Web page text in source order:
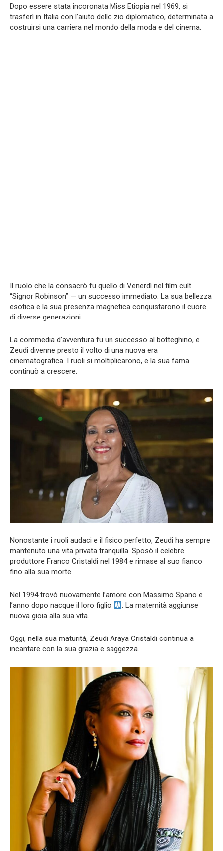
Dopo essere stata incoronata Miss Etiopia nel 1969, si
trasferì in Italia con l’aiuto dello zio diplomatico, determinata a
costruirsi una carriera nel mondo della moda e del cinema.
Il ruolo che la consacrò fu quello di Venerdì nel film cult
“Signor Robinson” — un successo immediato. La sua bellezza
esotica e la sua presenza magnetica conquistarono il cuore
di diverse generazioni.
La commedia d’avventura fu un successo al botteghino, e
Zeudi divenne presto il volto di una nuova era
cinematografica. I ruoli si moltiplicarono, e la sua fama
continuò a crescere.
Nonostante i ruoli audaci e il fisico perfetto, Zeudi ha sempre
mantenuto una vita privata tranquilla. Sposò il celebre
produttore Franco Cristaldi nel 1984 e rimase al suo fianco
fino alla sua morte.
Nel 1994 trovò nuovamente l’amore con Massimo Spano e
l’anno dopo nacque il loro figlio
. La maternità aggiunse
nuova gioia alla sua vita.
Oggi, nella sua maturità, Zeudi Araya Cristaldi continua a
incantare con la sua grazia e saggezza.